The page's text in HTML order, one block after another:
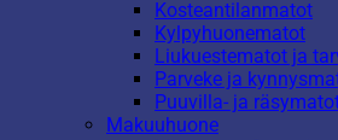
Kosteantilanmatot
Kylpyhuonematot
Liukuestematot ja
Parveke ja
Puuvilla- ja
Makuuhuone